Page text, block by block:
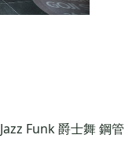
Jazz Funk爵士舞鋼管